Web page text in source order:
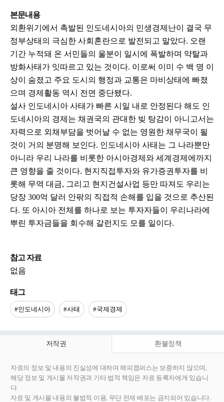
본문내용
외환위기에서 촉발된 인도네시아의 민생경제난이 결국 무
정부상태의 극심한 사회혼란으로 발전되고 말았다. 오랜
기간 누적돼 온 서민들의 울분이 일시에 폭발하며 약탈과
방화사태가 잇따르고 있는 것이다. 이로써 이미 수 백 명 이
상이 숨졌고 주요 도시의 행정과 교통은 마비상태에 빠졌
으며 경제활동 역시 전면 중단됐다.
설사 인도네시아 사태가 빠른 시일 내로 안정된다 해도 인
도네시아의 경제는 채권국의 관대한 빚 탕감이 아니고서는
자력으로 외채부담을 벗어날 수 없는 영원한 채무국이 될
것이 거의 분명해 보인다. 인도네시아 사태는 그 나라뿐만
아니라 우리 나라를 비롯한 아시아경제와 세계경제에까지
큰 영향을 줄 것이다. 현지직접투자와 유가증권투자를 비
롯해 무역 대금, 그리고 현지건설사업 등만 따져도 우리는
당장 300억 달러 안팎의 직접적 손해를 입을 것으로 추산된
다. 또 아시아 전체를 하나로 보는 투자자들이 우리나라에
뿌린 투자금들을 회수해 갈런지도 모를 일이다.
참고 자료
없음
태그
#인도네시아 #사태 #국제경제
저작권 환불정책
자료의 정보 및 내용의 진실성에 대하여 해피캠퍼스는 보증하지 않으며,
해당 정보 및 게시물 저작권과 기타 법적 책임은 자료 등록자에게 있습니
다.
자료 및 게시물 내용의 불법적 이용, 무단 전재∙배포는 금지되어 있습니다.